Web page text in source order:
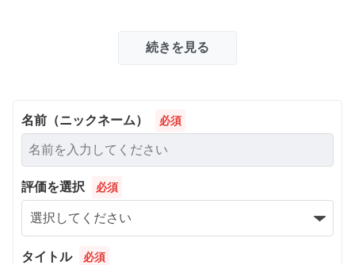
続きを見る
名前（ニックネーム） 必須
評価を選択 必須
タイトル 必須